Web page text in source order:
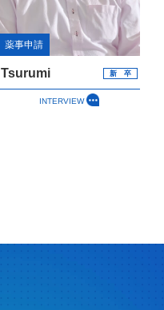
薬事申請
Tsurumi 新 卒
INTERVIEW